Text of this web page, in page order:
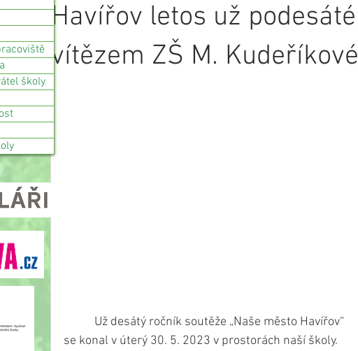
Havířov letos už
vítězem ZŠ M. Kudeříkové
se konal v úterý 30. 5. 2023 v prostorách naší školy.
školy